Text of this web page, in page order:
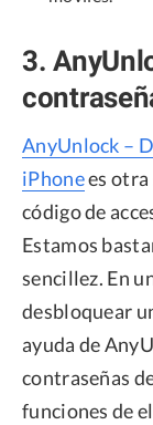
3.
AnyUnlock –
iPhonees otra
código de
Estamos
sencillez. En
desbloquear
ayuda de
contraseñas
funciones de